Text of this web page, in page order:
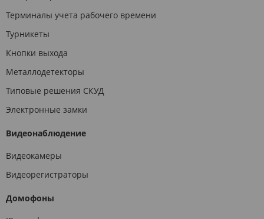
Терминалы учета рабочего времени
Турникеты
Кнопки выхода
Металлодетекторы
Типовые решения СКУД
Электронные замки
Видеонаблюдение
Видеокамеры
Видеорегистраторы
Домофоны